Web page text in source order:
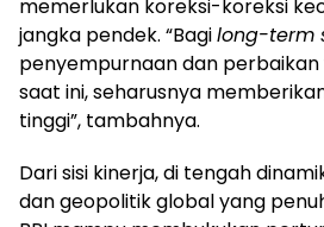
memerlukan koreksi-koreksi
jangka pendek. “Bagilong-term
penyempurnaan dan
saat ini, seharusnya
tinggi”, tambahnya.
Dari sisi kinerja, di tengah
dan geopolitik global yang